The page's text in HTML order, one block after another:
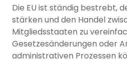
Die EU ist ständig bestrebt,
stärken und den Handel
Mitgliedsstaaten zu
Gesetzesänderungen oder
administrativen Prozessen